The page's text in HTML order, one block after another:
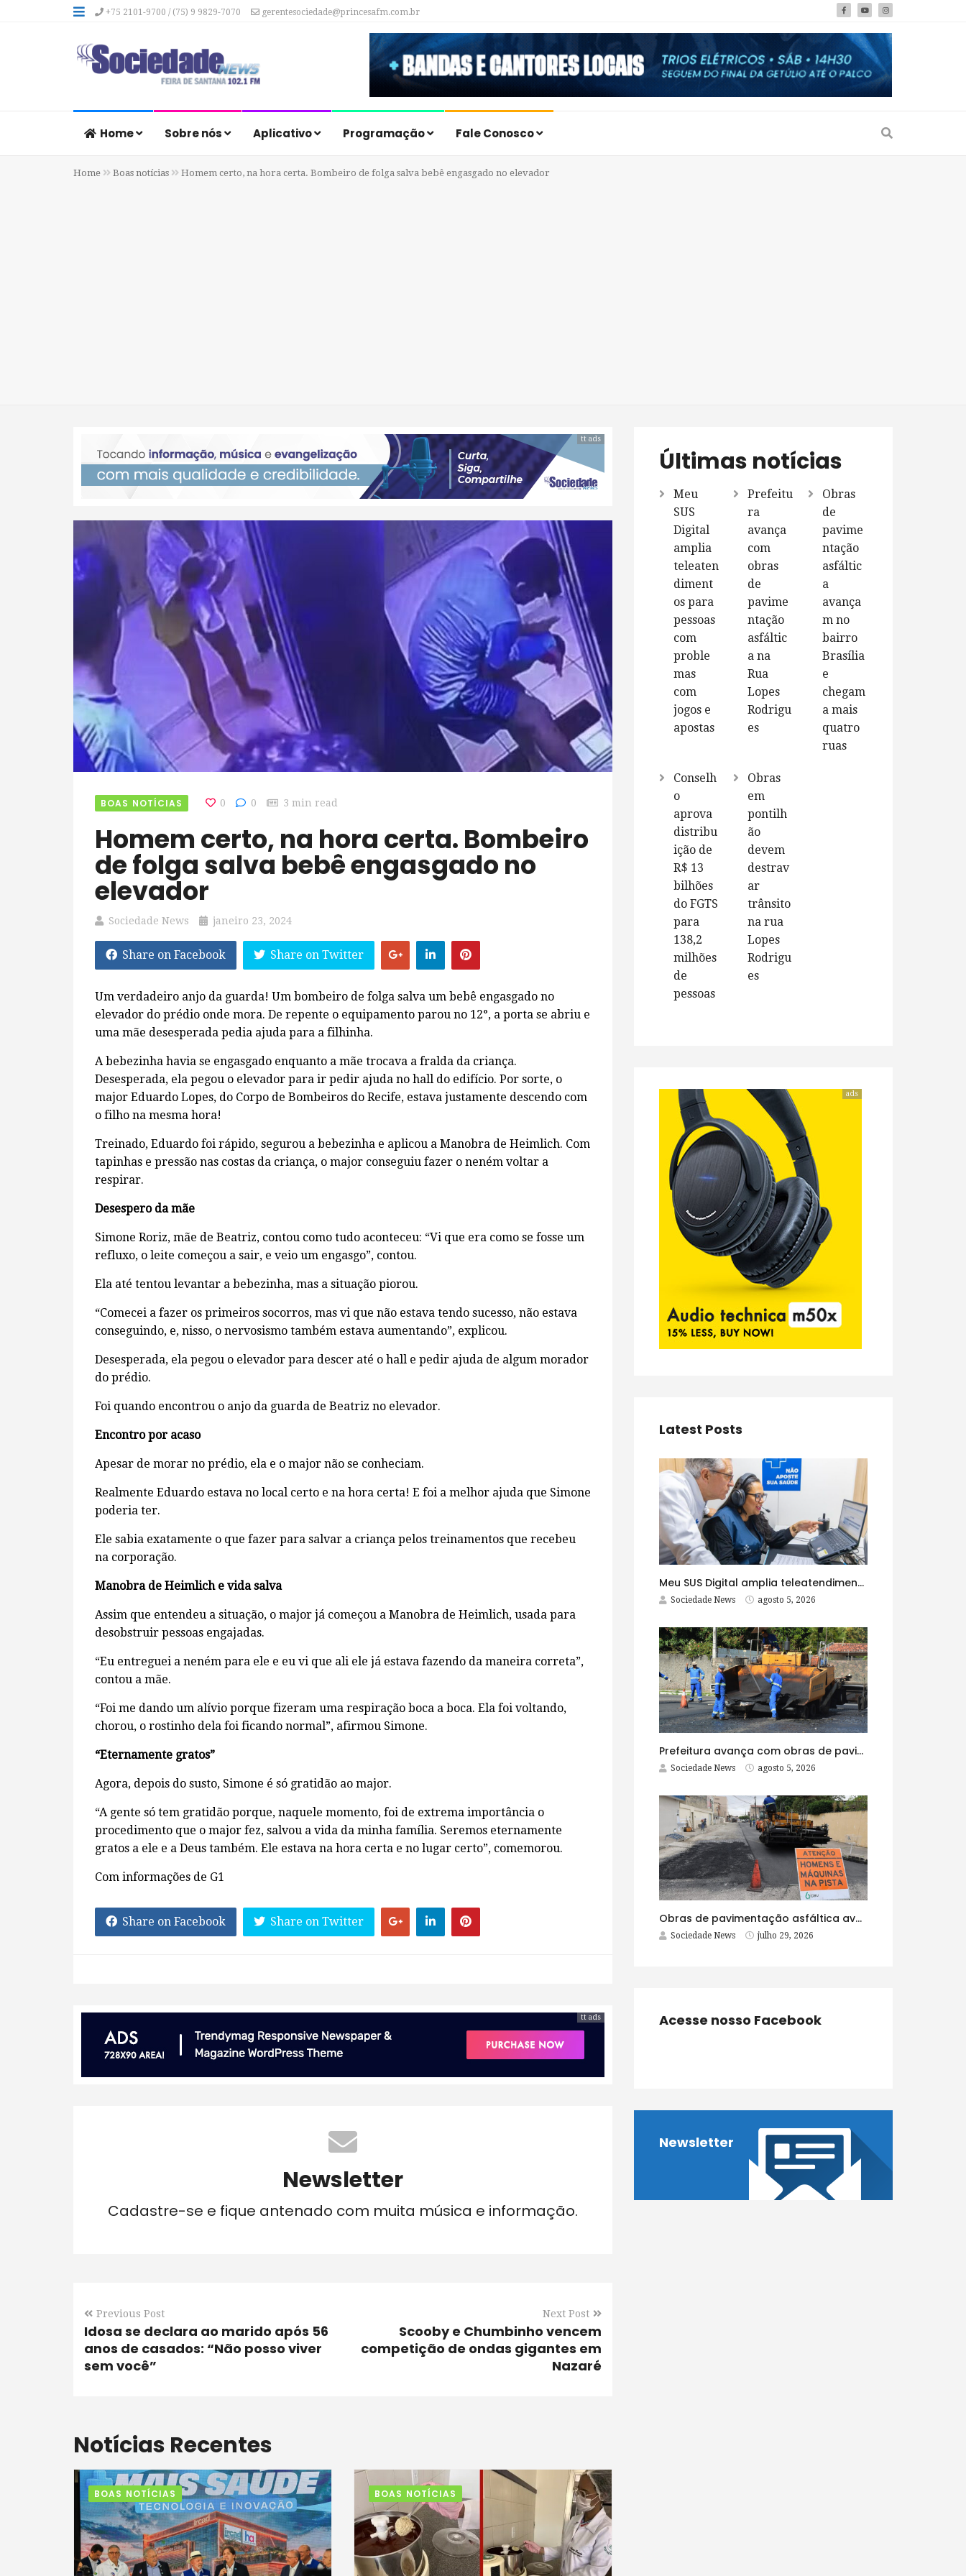
+75 2101-9700 / (75) 9 9829-7070 gerentesociedade@princesafm.com.br
Home Sobre nós Aplicativo Programação Fale Conosco
Home Boas notícias Homem certo, na hora certa. Bombeiro de folga salva bebê engasgado no elevador
tt ads
BOAS NOTÍCIAS 0 0 3 min read
Homem certo, na hora certa. Bombeiro
de folga salva bebê engasgado no
elevador
Sociedade News janeiro 23, 2024
Share on Facebook Share on Twitter
Um verdadeiro anjo da guarda! Um bombeiro de folga salva um bebê engasgado no
elevador do prédio onde mora. De repente o equipamento parou no 12°, a porta se abriu e
uma mãe desesperada pedia ajuda para a filhinha.
A bebezinha havia se engasgado enquanto a mãe trocava a fralda da criança.
Desesperada, ela pegou o elevador para ir pedir ajuda no hall do edifício. Por sorte, o
major Eduardo Lopes, do Corpo de Bombeiros do Recife, estava justamente descendo com
o filho na mesma hora!
Treinado, Eduardo foi rápido, segurou a bebezinha e aplicou a Manobra de Heimlich. Com
tapinhas e pressão nas costas da criança, o major conseguiu fazer o neném voltar a
respirar.
Desespero da mãe
Simone Roriz, mãe de Beatriz, contou como tudo aconteceu: “Vi que era como se fosse um
refluxo, o leite começou a sair, e veio um engasgo”, contou.
Ela até tentou levantar a bebezinha, mas a situação piorou.
“Comecei a fazer os primeiros socorros, mas vi que não estava tendo sucesso, não estava
conseguindo, e, nisso, o nervosismo também estava aumentando”, explicou.
Desesperada, ela pegou o elevador para descer até o hall e pedir ajuda de algum morador
do prédio.
Foi quando encontrou o anjo da guarda de Beatriz no elevador.
Encontro por acaso
Apesar de morar no prédio, ela e o major não se conheciam.
Realmente Eduardo estava no local certo e na hora certa! E foi a melhor ajuda que Simone
poderia ter.
Ele sabia exatamente o que fazer para salvar a criança pelos treinamentos que recebeu
na corporação.
Manobra de Heimlich e vida salva
Assim que entendeu a situação, o major já começou a Manobra de Heimlich, usada para
desobstruir pessoas engajadas.
“Eu entreguei a neném para ele e eu vi que ali ele já estava fazendo da maneira correta”,
contou a mãe.
“Foi me dando um alívio porque fizeram uma respiração boca a boca. Ela foi voltando,
chorou, o rostinho dela foi ficando normal”, afirmou Simone.
“Eternamente gratos”
Agora, depois do susto, Simone é só gratidão ao major.
“A gente só tem gratidão porque, naquele momento, foi de extrema importância o
procedimento que o major fez, salvou a vida da minha família. Seremos eternamente
gratos a ele e a Deus também. Ele estava na hora certa e no lugar certo”, comemorou.
Com informações de G1
Share on Facebook Share on Twitter
tt ads
Newsletter
Cadastre-se e fique antenado com muita música e informação.
Previous Post
Idosa se declara ao marido após 56
anos de casados: “Não posso viver
sem você”
Next Post
Scooby e Chumbinho vencem
competição de ondas gigantes em
Nazaré
Notícias Recentes
BOAS NOTÍCIAS BOAS NOTÍCIAS
Últimas notícias
Meu
SUS
Digital
amplia
teleaten
diment
os para
pessoas
com
proble
mas
com
jogos e
apostas
Prefeitu
ra
avança
com
obras
de
pavime
ntação
asfáltic
a na
Rua
Lopes
Rodrigu
es
Obras
de
pavime
ntação
asfáltic
a
avança
m no
bairro
Brasília
e
chegam
a mais
quatro
ruas
Conselh
o
aprova
distribu
ição de
R$ 13
bilhões
do FGTS
para
138,2
milhões
de
pessoas
Obras
em
pontilh
ão
devem
destrav
ar
trânsito
na rua
Lopes
Rodrigu
es
ads
Latest Posts
Meu SUS Digital amplia teleatendimentos para pessoas com problemas com jogos e apostas
Sociedade News agosto 5, 2026
Prefeitura avança com obras de pavimentação asfáltica na Rua Lopes Rodrigues
Sociedade News agosto 5, 2026
Obras de pavimentação asfáltica avançam no bairro Brasília e chegam a mais quatro ruas
Sociedade News julho 29, 2026
Acesse nosso Facebook
Newsletter